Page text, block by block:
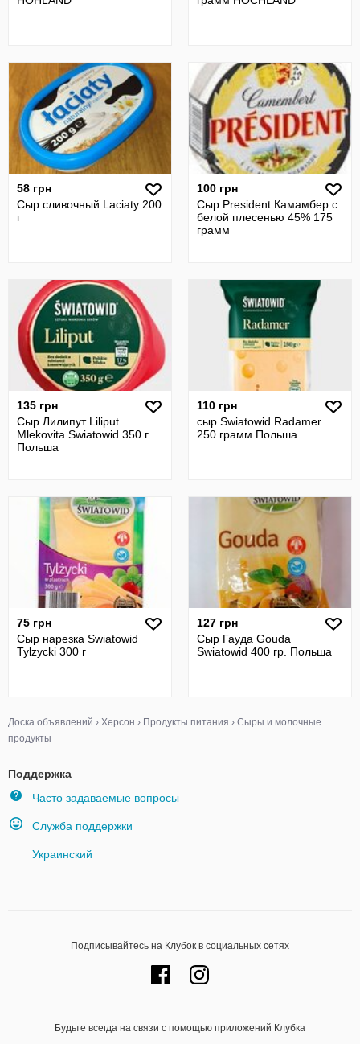
58 грн
Сыр сливочный Laciaty 200
г
100 грн
Сыр President Камамбер с
белой плесенью 45% 175
грамм
135 грн
Сыр Лилипут Liliput
Mlekovita Swiatowid 350 г
Польша
110 грн
сыр Swiatowid Radamer
250 грамм Польша
75 грн
Сыр нарезка Swiatowid
Tylzycki 300 г
127 грн
Сыр Гауда Gouda
Swiatowid 400 гр. Польша
Доска объявлений › Херсон › Продукты питания › Сыры и молочные
продукты
Поддержка
Часто задаваемые вопросы
Служба поддержки
Украинский
Подписывайтесь на Клубок в социальных сетях
Будьте всегда на связи с помощью приложений Клубка